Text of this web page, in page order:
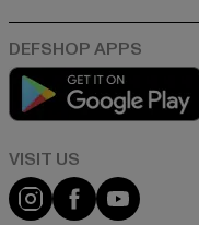
Visit ourVisit our
Visit